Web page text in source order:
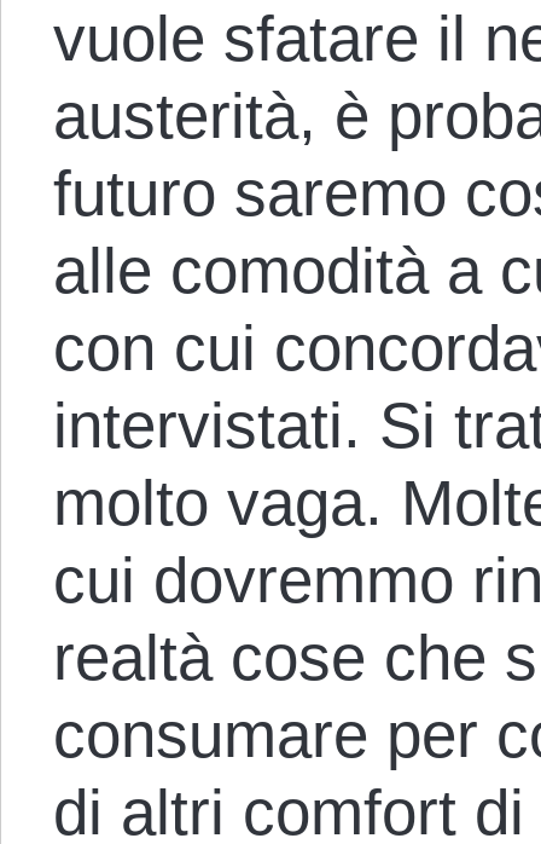
vuole sfatare il
austerità, è
futuro saremo
alle comodità a
con cui
intervistati. Si
molto vaga.
cui dovremmo
realtà cose che
consumare per
di altri comfort